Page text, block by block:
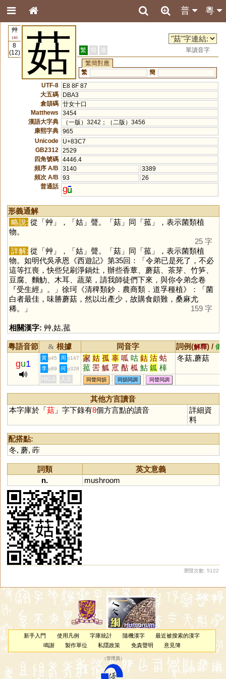
粵
普
艸
140
8
(12)
菇 繁 簡 港
單讀音字
繁簡對應
繁
簡
UTF-8
E8 8F 87
大五碼
DBA3
倉頡碼 廿女十口
Matthews
3454
漢語大字典
（一版）3242；（二版）3456
康熙字典 965
Unicode
U+83C7
GB2312
2529
四角號碼 4446.4
頻序 A/B
3140
3389
頻次 A/B
93
26
普通話 g
形義通解
略說: 從「艸 」，「姑」聲。「菇」同「菰」，表示菌類植
物。
25 字
詳解: 從「艸 」，「姑」聲。「菇」同「菰」，表示菌類植
物。如明代吳承恩《西遊記》第35回：「令弟已是死了，不必
這等扛喪，快些兒刷淨鍋灶，辦些香蕈、蘑菇、茶芽、竹笋、
豆腐、麵觔、木耳、蔬菜，請我師徒們下來，與你令弟念卷
『受生經』。」徐珂《清稗類鈔．農商類．道孚種植》：「菌
白者最佳，味勝蘑菇，然以出產少，故購食頗難，桑麻尤
稀。」
159 字
相關漢字: 艸,姑,菰
粵語音節 & 根據 同音字 詞例(解釋) / 備
gu1
黃 p45 周 p147 家 姑 孤 辜 呱 咕 鈷 沽 蛄
菰 罟 觚 罛 酤 柧 鮕 鈲 橭
嫴 泒 箛 軱 鴣
冬菇,蘑菇
李 p89 何 p328
HKLS 人文 同聲同韻 同韻同調 同聲同調
其他方言讀音
本字庫於「菇」字下錄有8個方言點的讀音
詳細資
料
配搭點:
冬, 蘑, 葃
詞類
英文意義
n.
mushroom
瀏覽次數: 5122
新手入門 使用凡例 字庫統計 隨機漢字
最近被搜索的漢字
鳴謝
製作單位 私隱政策 免責聲明 意見簿
（管理員 ）